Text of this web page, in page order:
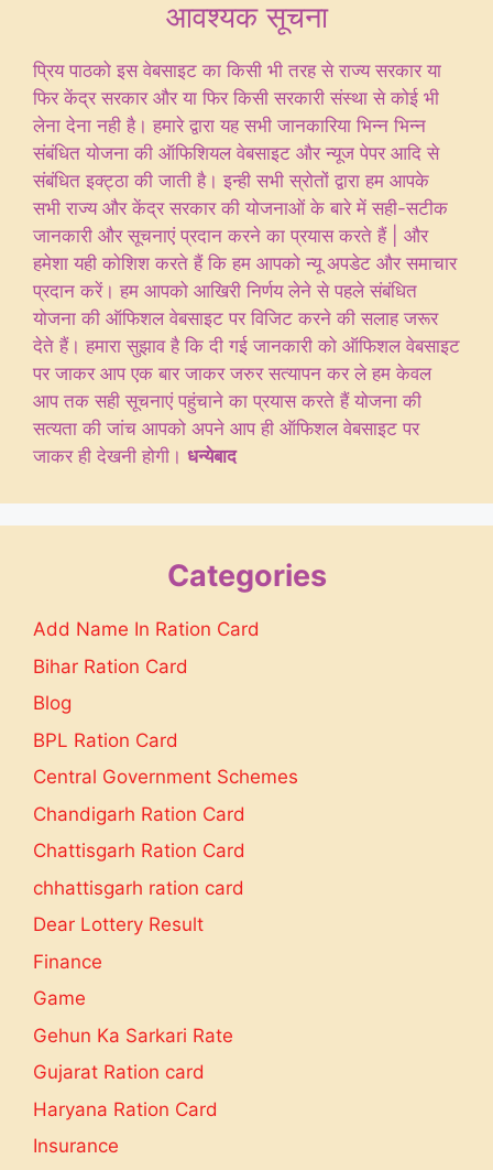
आवश्यक सूचना
प्रिय पाठको इस वेबसाइट का किसी भी तरह से राज्य सरकार या
फिर केंद्र सरकार और या फिर किसी सरकारी संस्था से कोई भी
लेना देना नही है। हमारे द्वारा यह सभी जानकारिया भिन्न भिन्न
संबंधित योजना की ऑफिशियल वेबसाइट और न्यूज पेपर आदि से
संबंधित इक्ट्ठा की जाती है। इन्ही सभी स्रोतों द्वारा हम आपके
सभी राज्य और केंद्र सरकार की योजनाओं के बारे में सही-सटीक
जानकारी और सूचनाएं प्रदान करने का प्रयास करते हैं | और
हमेशा यही कोशिश करते हैं कि हम आपको न्यू अपडेट और समाचार
प्रदान करें। हम आपको आखिरी निर्णय लेने से पहले संबंधित
योजना की ऑफिशल वेबसाइट पर विजिट करने की सलाह जरूर
देते हैं। हमारा सुझाव है कि दी गई जानकारी को ऑफिशल वेबसाइट
पर जाकर आप एक बार जाकर जरुर सत्यापन कर ले हम केवल
आप तक सही सूचनाएं पहुंचाने का प्रयास करते हैं योजना की
सत्यता की जांच आपको अपने आप ही ऑफिशल वेबसाइट पर
जाकर ही देखनी होगी। धन्येबाद
Categories
Add Name In Ration Card
Bihar Ration Card
Blog
BPL Ration Card
Central Government Schemes
Chandigarh Ration Card
Chattisgarh Ration Card
chhattisgarh ration card
Dear Lottery Result
Finance
Game
Gehun Ka Sarkari Rate
Gujarat Ration card
Haryana Ration Card
Insurance